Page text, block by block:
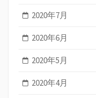
2020年7月
2020年6月
2020年5月
2020年4月